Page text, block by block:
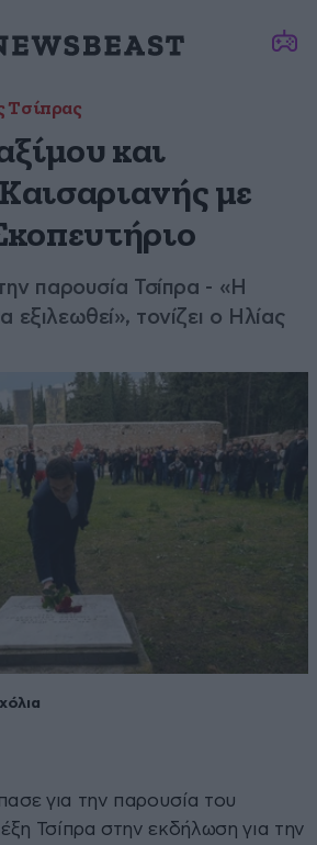
Τσίπρας
και
με
παρουσία Τσίπρα - «Η
τονίζει ο Ηλίας
για την παρουσία του
Τσίπρα στην εκδήλωση για την